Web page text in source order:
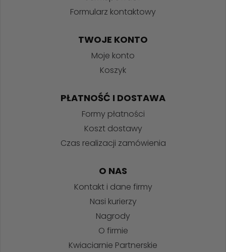
Formularz kontaktowy
TWOJE KONTO
Moje konto
Koszyk
PŁATNOŚĆ I DOSTAWA
Formy płatności
Koszt dostawy
Czas realizacji zamówienia
O NAS
Kontakt i dane firmy
Nasi kurierzy
Nagrody
O firmie
Kwiaciarnie Partnerskie